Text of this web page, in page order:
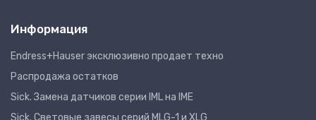
Информация
Endress+Hauser эксклюзивно продает техно
Распродажа остатков
Sick. Замена датчиков серии IML на IME